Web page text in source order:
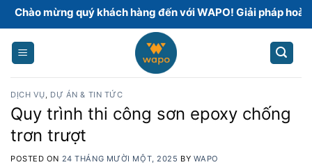
Skip
to
content
mừng quý khách hàng đến với WAPO! Giải pháp hoàn thiện
DỊCH VỤ, DỰ ÁN & TIN TỨC
Quy trình thi công sơn epoxy chống
trơn trượt
POSTED ON 24 THÁNG MƯỜI MỘT, 2025 BY WAPO